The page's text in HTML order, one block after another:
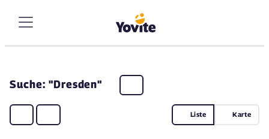
Suche: "Dresden"
Liste Karte